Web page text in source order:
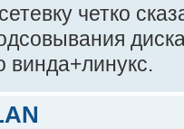
четко
винда+линукс.